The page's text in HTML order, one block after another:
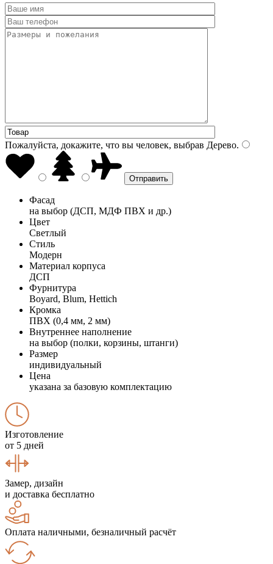
Пожалуйста, докажите, что вы человек, выбрав Дерево.
Фасад
на выбор (ДСП, МДФ ПВХ и др.)
Цвет
Светлый
Стиль
Модерн
Материал корпуса
ДСП
Фурнитура
Boyard, Blum, Hettich
Кромка
ПВХ (0,4 мм, 2 мм)
Внутреннее наполнение
на выбор (полки, корзины, штанги)
Размер
индивидуальный
Цена
указана за базовую комплектацию
Изготовление
от 5 дней
Замер, дизайн
и доставка бесплатно
Оплата наличными, безналичный расчёт